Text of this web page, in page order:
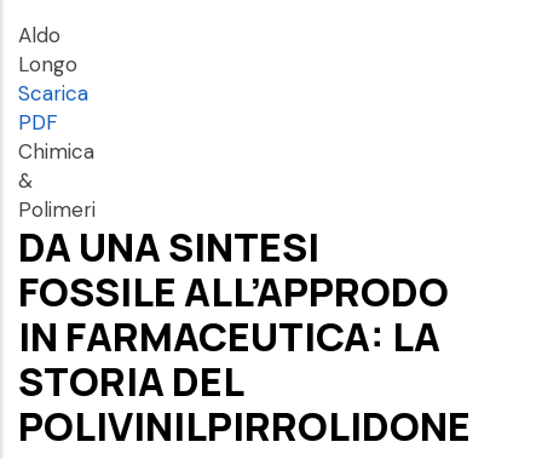
Aldo
Longo
Scarica
PDF
Chimica
&
Polimeri
DA UNA SINTESI
FOSSILE ALL’APPRODO
IN FARMACEUTICA: LA
STORIA DEL
POLIVINILPIRROLIDONE